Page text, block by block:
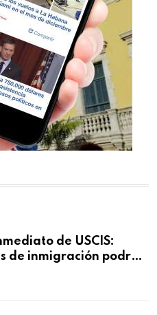
de USCIS:
de inmigración podrán